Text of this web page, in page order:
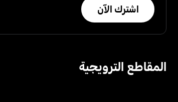
اشترك الآن
المقاطع الترويجية